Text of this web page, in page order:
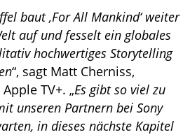
baut ,For All Mankind‘ weiter
auf und fesselt ein globales
hochwertiges Storytelling
“, sagt Matt Cherniss,
TV+. „Es gibt so viel zu
unseren Partnern bei Sony
in dieses nächste Kapitel